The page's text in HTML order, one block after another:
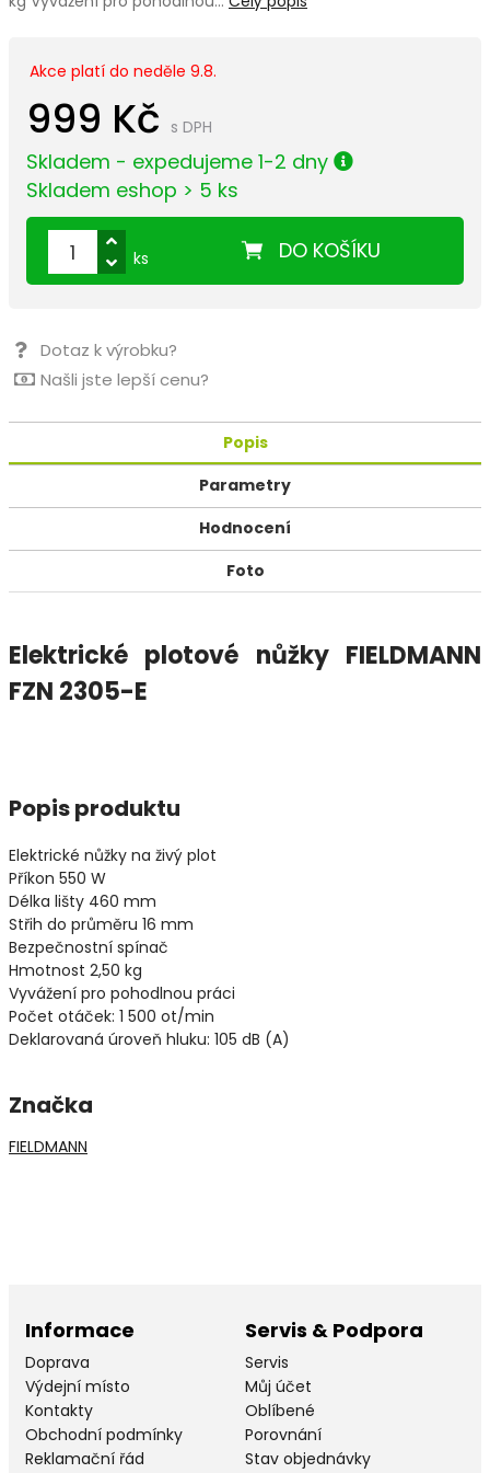
Akce platí do neděle 9.8.
999 Kč s DPH
Skladem - expedujeme 1-2 dny
Skladem eshop > 5 ks
DO KOŠÍKU
ks
Dotaz k výrobku?
Našli jste lepší cenu?
Popis
Parametry
Hodnocení
Foto
Elektrické plotové nůžky FIELDMANN
FZN 2305-E
Popis produktu
Elektrické nůžky na živý plot
Příkon 550 W
Délka lišty 460 mm
Střih do průměru 16 mm
Bezpečnostní spínač
Hmotnost 2,50 kg
Vyvážení pro pohodlnou práci
Počet otáček: 1 500 ot/min
Deklarovaná úroveň hluku: 105 dB (A)
Značka
FIELDMANN
Informace
Doprava
Výdejní místo
Kontakty
Obchodní podmínky
Reklamační řád
Servis & Podpora
Servis
Můj účet
Oblíbené
Porovnání
Stav objednávky